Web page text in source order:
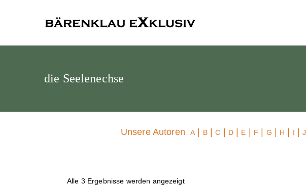
die Seelenechse
Unsere AutorenA| B|C D E F G H I |J
Alle 3 Ergebnisse werden angezeigt